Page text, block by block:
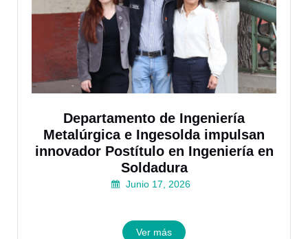
Departamento de Ingeniería
Metalúrgica e Ingesolda impulsan
innovador Postítulo en Ingeniería en
Soldadura
Junio 17, 2026
Ver más